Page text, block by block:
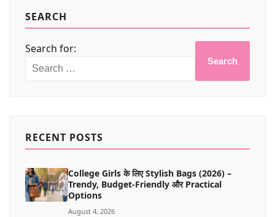
SEARCH
Search for:
Search
RECENT POSTS
College Girls के लिए Stylish Bags (2026) –
Trendy, Budget-Friendly और Practical
Options
August 4, 2026